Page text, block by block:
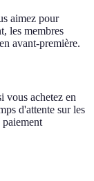
aimez pour
les membres
avant-première.
vous achetez en
d'attente sur les
paiement